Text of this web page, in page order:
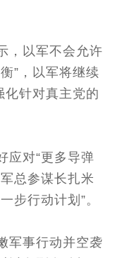
以军不会允许
”，以军将继续
化针对真主党的
对“更多导弹
总参谋长扎米
步行动计划”。
事行动并空袭